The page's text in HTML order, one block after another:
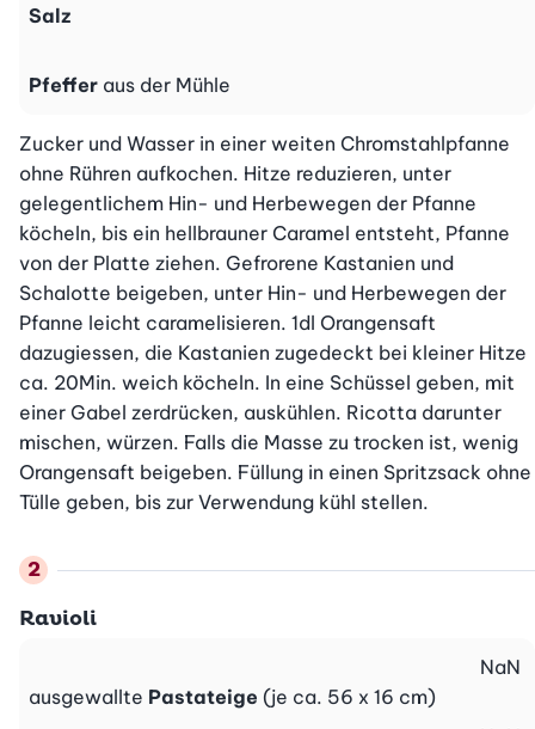
Salz
Pfeffer aus der Mühle
Zucker und Wasser in einer weiten Chromstahlpfanne
ohne Rühren aufkochen. Hitze reduzieren, unter
gelegentlichem Hin- und Herbewegen der Pfanne
köcheln, bis ein hellbrauner Caramel entsteht, Pfanne
von der Platte ziehen. Gefrorene Kastanien und
Schalotte beigeben, unter Hin- und Herbewegen der
Pfanne leicht caramelisieren. 1dl Orangensaft
dazugiessen, die Kastanien zugedeckt bei kleiner Hitze
ca. 20Min. weich köcheln. In eine Schüssel geben, mit
einer Gabel zerdrücken, auskühlen. Ricotta darunter
mischen, würzen. Falls die Masse zu trocken ist, wenig
Orangensaft beigeben. Füllung in einen Spritzsack ohne
Tülle geben, bis zur Verwendung kühl stellen.
Ravioli
ausgewallte Pastateige (je ca. 56 x 16 cm)
NaN